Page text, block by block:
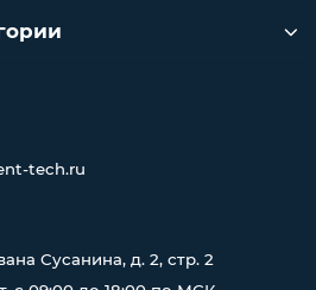
tech.ru
Сусанина, д. 2, стр. 2